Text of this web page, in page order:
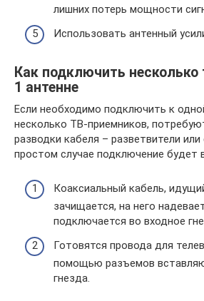
лишних потерь мощности
Использовать антенный
Как подключить несколько
1 антенне
Если необходимо подключить к
несколько ТВ-приемников,
разводки кабеля – разветвители
простом случае подключение будет
Коаксиальный кабель,
зачищается, на него
подключается во входное
Готовятся провода для
помощью разъемов
гнезда.